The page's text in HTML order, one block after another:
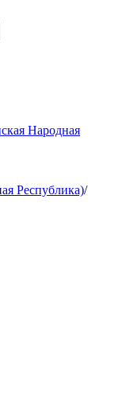
Народная
Республика)/